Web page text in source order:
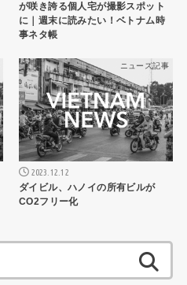
が咲き誇る個人宅が撮影スポット
に｜週末に読みたい！ベトナム時
事ネタ帳
ニュース記事
2023.12.12
ダイビル、ハノイの所有ビルが
CO2フリー化
索: